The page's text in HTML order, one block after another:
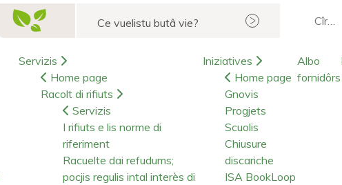
Cerca
Servizis
Home page
Racolt di rifiuts
Servizis
I rifiuts e lis norme di
riferiment
Racuelte dai refudums;
pocjis regulis intal interès di
Iniziatives
Home page
Gnovis
Progjets
Scuolis
Chiusure
discariche
ISA BookLoop
Albo
fornidôrs